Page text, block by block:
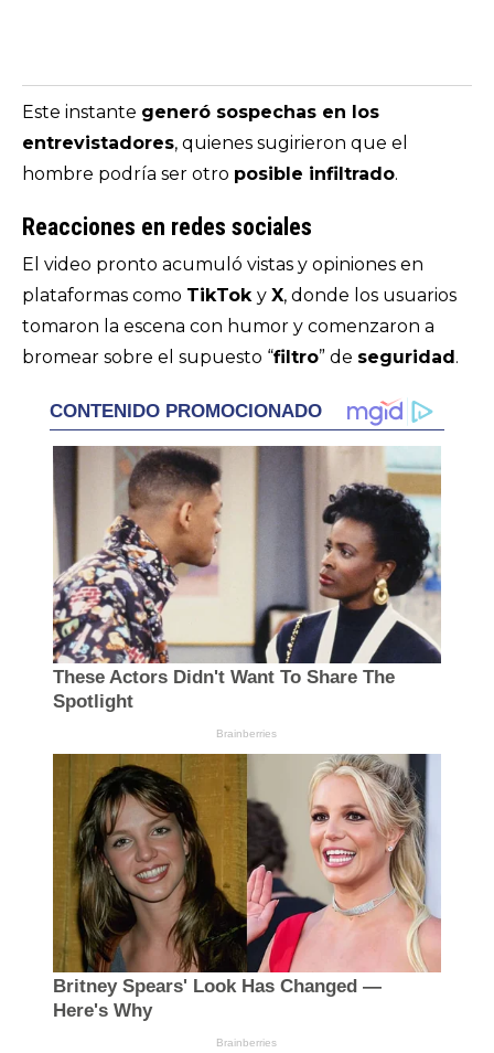
Este instante generó sospechas en los
entrevistadores, quienes sugirieron que el
hombre podría ser otro posible infiltrado.
Reacciones en redes sociales
El video pronto acumuló vistas y opiniones en
plataformas como TikTok y X, donde los usuarios
tomaron la escena con humor y comenzaron a
bromear sobre el supuesto “filtro” de seguridad.